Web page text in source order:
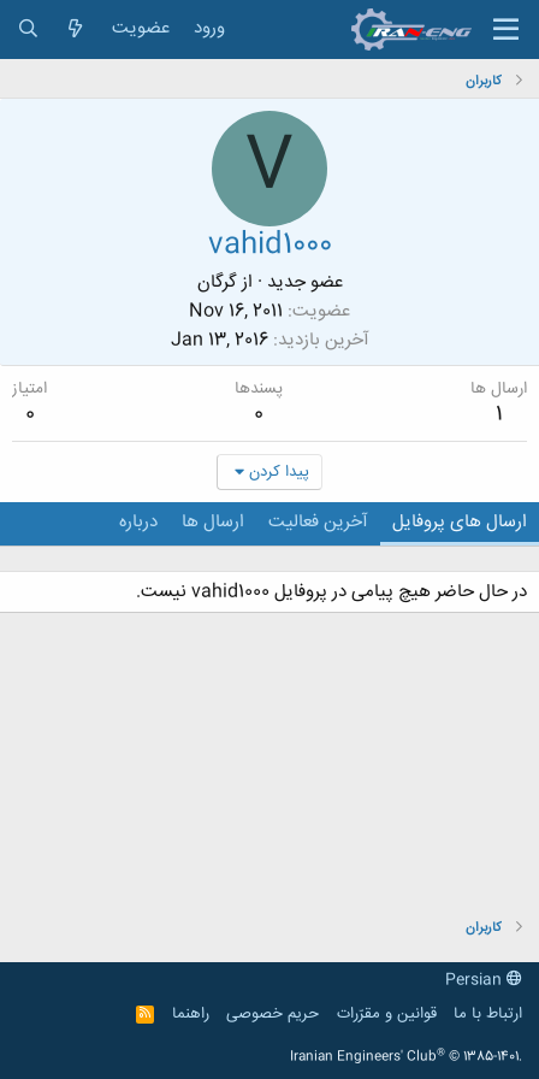
ورود عضویت
کاربران
V
vahid1000
عضو جدید · ازگرگان
عضویت Nov 16, 2011
آخرین بازدید Jan 13, 2016
ارسال ها
1
پسندها
0
امتیاز
0
پیدا کردن
ارسال های پروفایل آخرین فعالیت ارسال ها درباره
در حال حاضر هیچ پیامی در پروفایل vahid1000 نیست.
کاربران
ارتباط با ما
قوانین و مقرّرات حریم خصوصی راهنما
R
S
Iranian Engineers' Club® © 1385-1401.